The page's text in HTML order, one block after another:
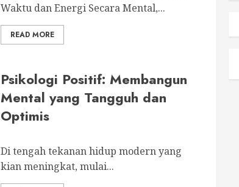
Waktu dan Energi Secara Mental,...
READ MORE
Psikologi Positif: Membangun
Mental yang Tangguh dan
Optimis
Di tengah tekanan hidup modern yang
kian meningkat, mulai...